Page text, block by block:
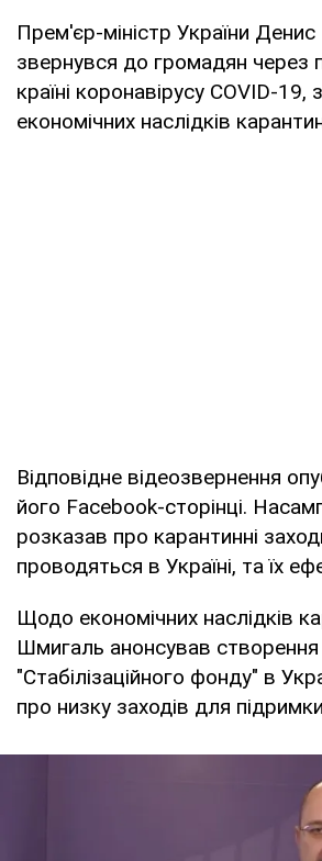
Прем'єр-міністр України
звернувся до громадян через
країні коронавірусу COVID-
економічних наслідків
Відповідне відеозвернення
його Facebook-сторінці.
розказав про карантинні
проводяться в Україні, та їх
Щодо економічних наслідків
Шмигаль анонсував створення
"Стабілізаційного фонду" в
про низку заходів для